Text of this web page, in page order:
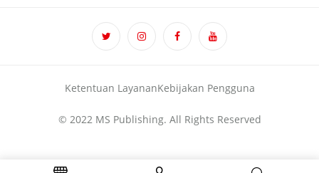
Ketentuan LayananKebijakan Pengguna
© 2022 MS Publishing. All Rights Reserved